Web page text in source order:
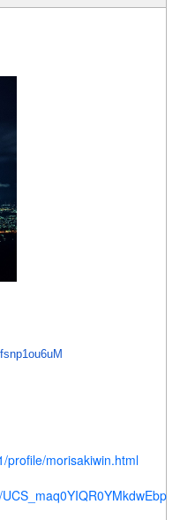
profile/morisakiwin.html